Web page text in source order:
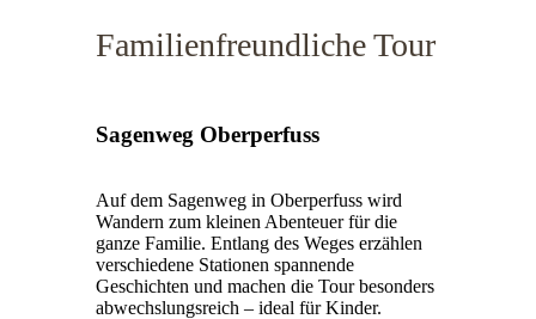
Familienfreundliche Tour
Sagenweg Oberperfuss
Auf dem Sagenweg in Oberperfuss wird
Wandern zum kleinen Abenteuer für die
ganze Familie. Entlang des Weges erzählen
verschiedene Stationen spannende
Geschichten und machen die Tour besonders
abwechslungsreich – ideal für Kinder.